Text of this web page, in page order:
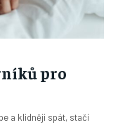
pro
a klidněji spát, stačí